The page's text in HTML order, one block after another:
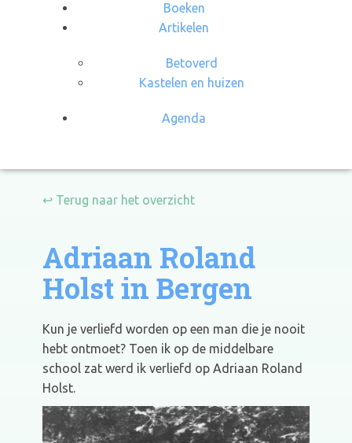
Boeken
Artikelen
Betoverd
Kastelen en huizen
Agenda
↩ Terug naar het overzicht
Adriaan Roland
Holst in Bergen
Kun je verliefd worden op een man die je nooit
hebt ontmoet? Toen ik op de middelbare
school zat werd ik verliefd op Adriaan Roland
Holst.